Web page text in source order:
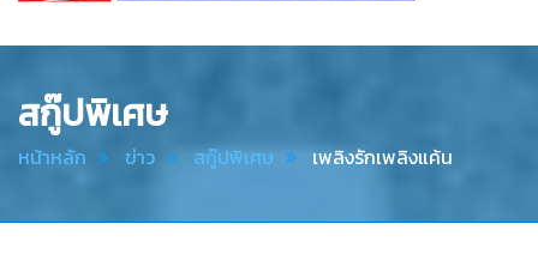
Thai
สกู๊ปพิเศษ
หน้าหลัก ข่าว สกู๊ปพิเศษ เพลิงรักเพลิงแค้น